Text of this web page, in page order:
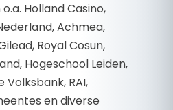
Holland Casino,
Achmea,
Royal Cosun,
Hogeschool Leiden,
Volksbank, RAI,
en diverse